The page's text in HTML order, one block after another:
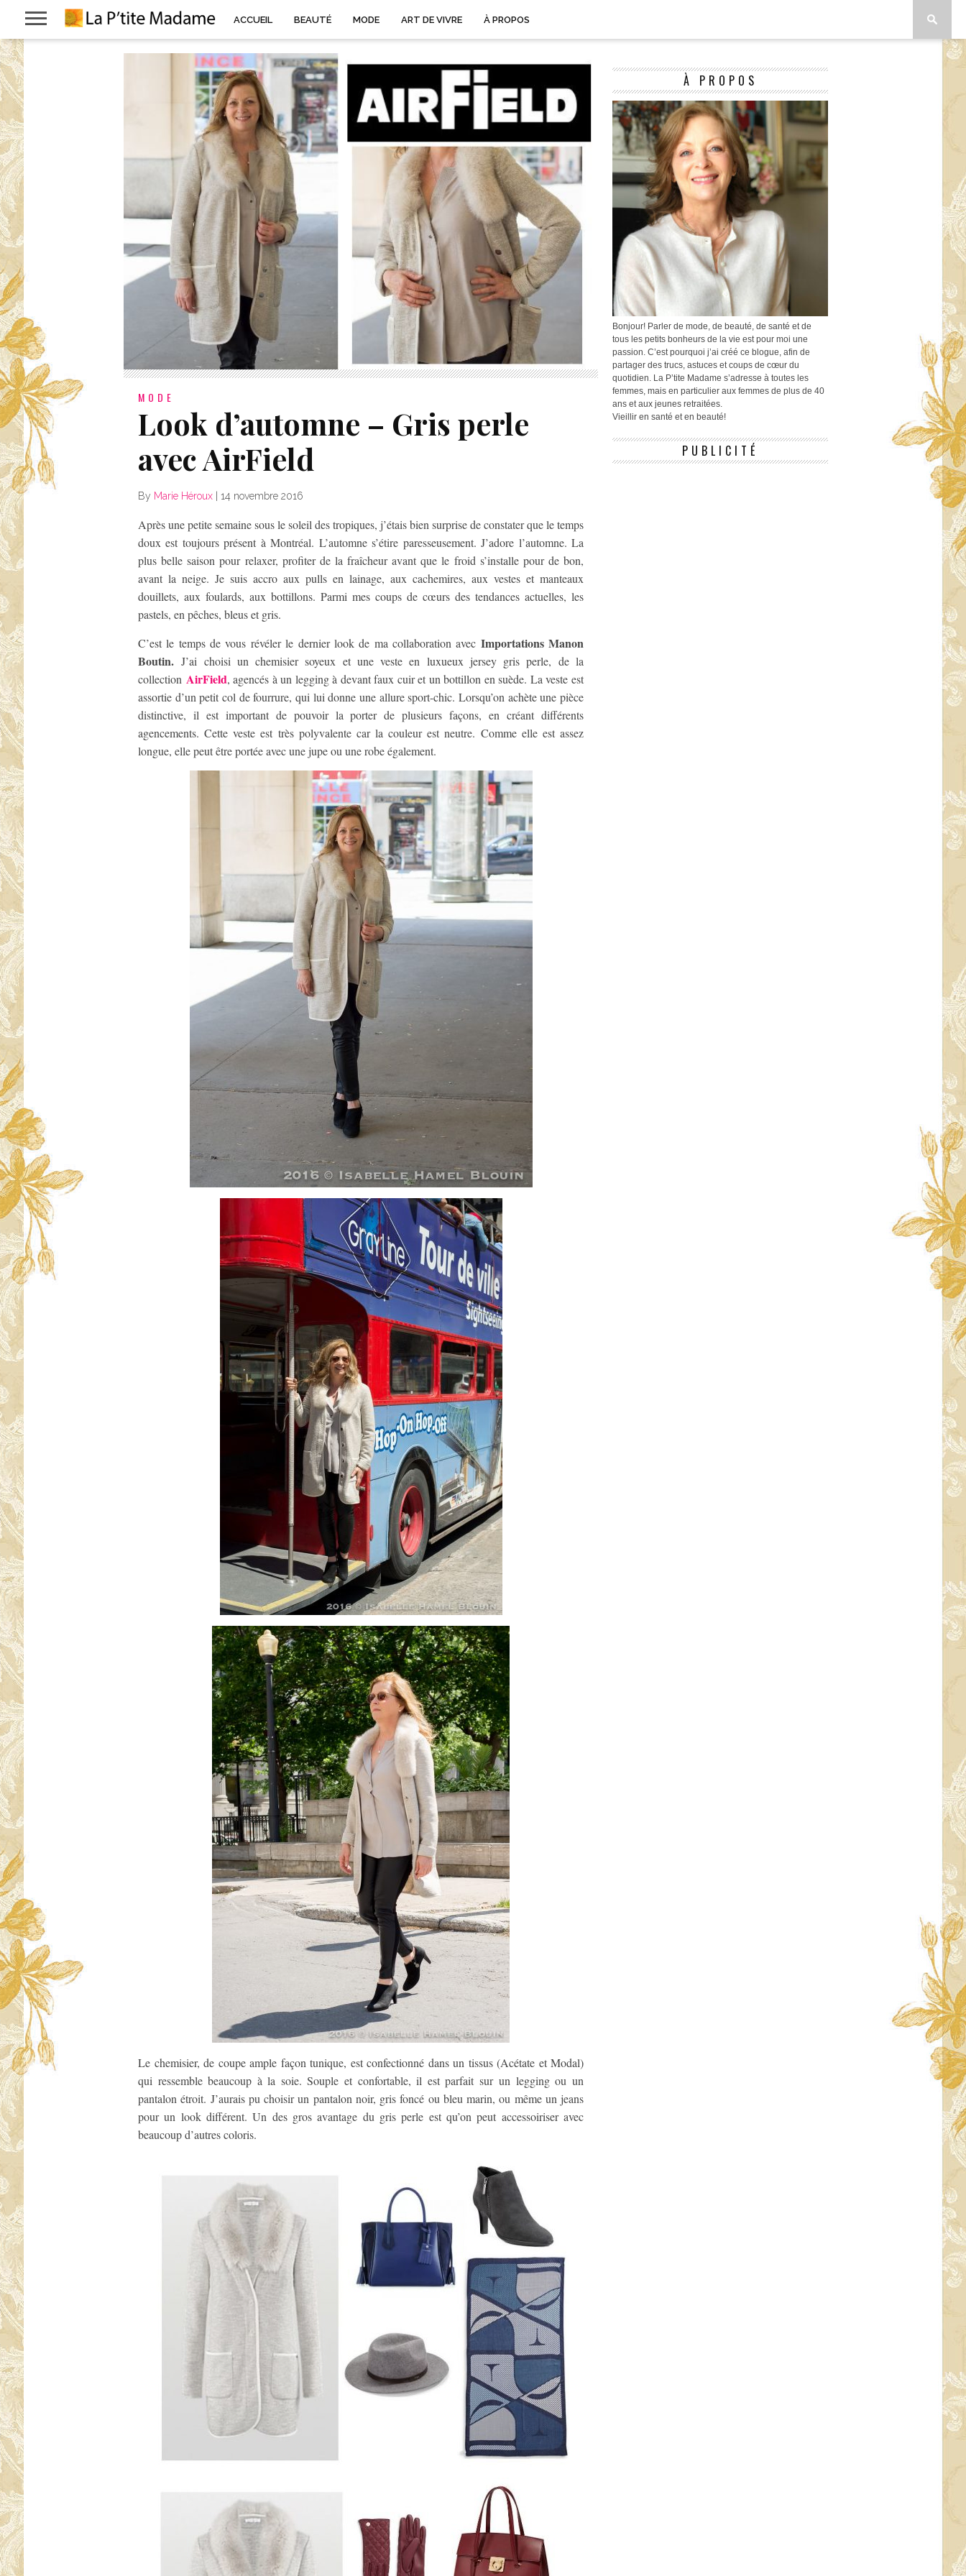
ACCUEIL BEAUTÉ MODE ART DE VIVRE À PROPOS
MODE
Look d’automne – Gris perle
avec AirField
By Marie Héroux 14 novembre 2016
Après une petite semaine sous le soleil des tropiques, j’étais bien surprise de constater que le temps
doux est toujours présent à Montréal. L’automne s’étire paresseusement. J’adore l’automne. La
plus belle saison pour relaxer, profiter de la fraîcheur avant que le froid s’installe pour de bon,
avant la neige. Je suis accro aux pulls en lainage, aux cachemires, aux vestes et manteaux
douillets, aux foulards, aux bottillons. Parmi mes coups de cœurs des tendances actuelles, les
pastels, en pêches, bleus et gris.
C’est le temps de vous révéler le dernier look de ma collaboration avec Importations Manon
Boutin.J’ai choisi un chemisier soyeux et une veste en luxueux jersey gris perle, de la
collection AirField, agencés à un legging à devant faux cuir et un bottillon en suède. La veste est
assortie d’un petit col de fourrure, qui lui donne une allure sport-chic. Lorsqu’on achète une pièce
distinctive, il est important de pouvoir la porter de plusieurs façons, en créant différents
agencements. Cette veste est très polyvalente car la couleur est neutre. Comme elle est assez
longue, elle peut être portée avec une jupe ou une robe également.
Le chemisier, de coupe ample façon tunique, est confectionné dans un tissus (Acétate et Modal)
qui ressemble beaucoup à la soie. Souple et confortable, il est parfait sur un legging ou un
pantalon étroit. J’aurais pu choisir un pantalon noir, gris foncé ou bleu marin, ou même un jeans
pour un look différent. Un des gros avantage du gris perle est qu’on peut accessoiriser avec
beaucoup d’autres coloris.
À PROPOS
Bonjour! Parler de mode, de beauté, de santé et de
tous les petits bonheurs de la vie est pour moi une
passion. C’est pourquoi j’ai créé ce blogue, afin de
partager des trucs, astuces et coups de cœur du
quotidien. La P’tite Madame s’adresse à toutes les
femmes, mais en particulier aux femmes de plus de 40
ans et aux jeunes retraitées.
Vieillir en santé et en beauté!
PUBLICITÉ